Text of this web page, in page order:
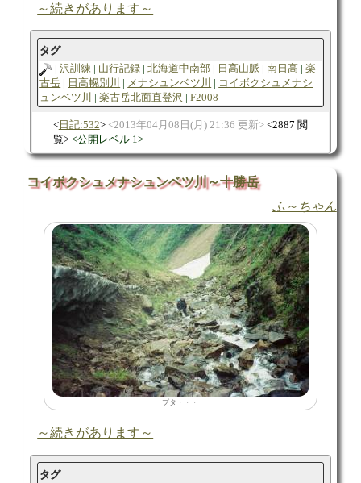
～続きがあります～
タグ
沢訓練
山行記録 北海道中南部 日高山脈 南日高
楽
古岳
日高幌別川 メナシュンベツ川
コイボクシュメナシ
ュンベツ川
楽古岳北面直登沢 F2008
日記:532 2013年04月08日(月) 21:36 更新
2887 閲
覧
公開レベル 1
コイボクシュメナシュンベツ川～十勝岳
ふ～ちゃん
ブタ・・・
～続きがあります～
タグ